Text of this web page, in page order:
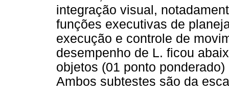
integração visual,
funções executivas de
execução e controle de
desempenho de L. ficou
objetos (01 ponto
Ambos subtestes são da